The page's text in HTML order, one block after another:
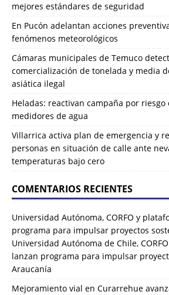
mejores estándares de seguridad
En Pucón adelantan acciones
fenómenos meteorológicos
Cámaras municipales de Temuco
comercialización de tonelada y media
asiática ilegal
Heladas: reactivan campaña por
medidores de agua
Villarrica activa plan de emergencia y
personas en situación de calle ante
temperaturas bajo cero
COMENTARIOS RECIENTES
Universidad Autónoma, CORFO y
programa para impulsar proyectos
Universidad Autónoma de Chile,
lanzan programa para impulsar
Araucanía
Mejoramiento vial en Curarrehue